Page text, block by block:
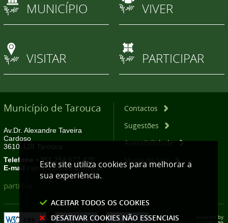
MUNICÍPIO VIVER
VISITAR PARTICIPAR
Município de Tarouca
Av.Dr. Alexandre Taveira
Cardoso
3610-128 Tarouca
Telefone +351 254 677 420
E-mail
camara@cm-tarouca.pt
Contactos
Sugestões
Acessibilidade
Mapa do Site
partilhar
Este site utiliza cookies para melhorar a
sua experiência.
ACEITAR TODOS OS COOKIES
DESATIVAR COOKIES NÃO ESSENCIAIS